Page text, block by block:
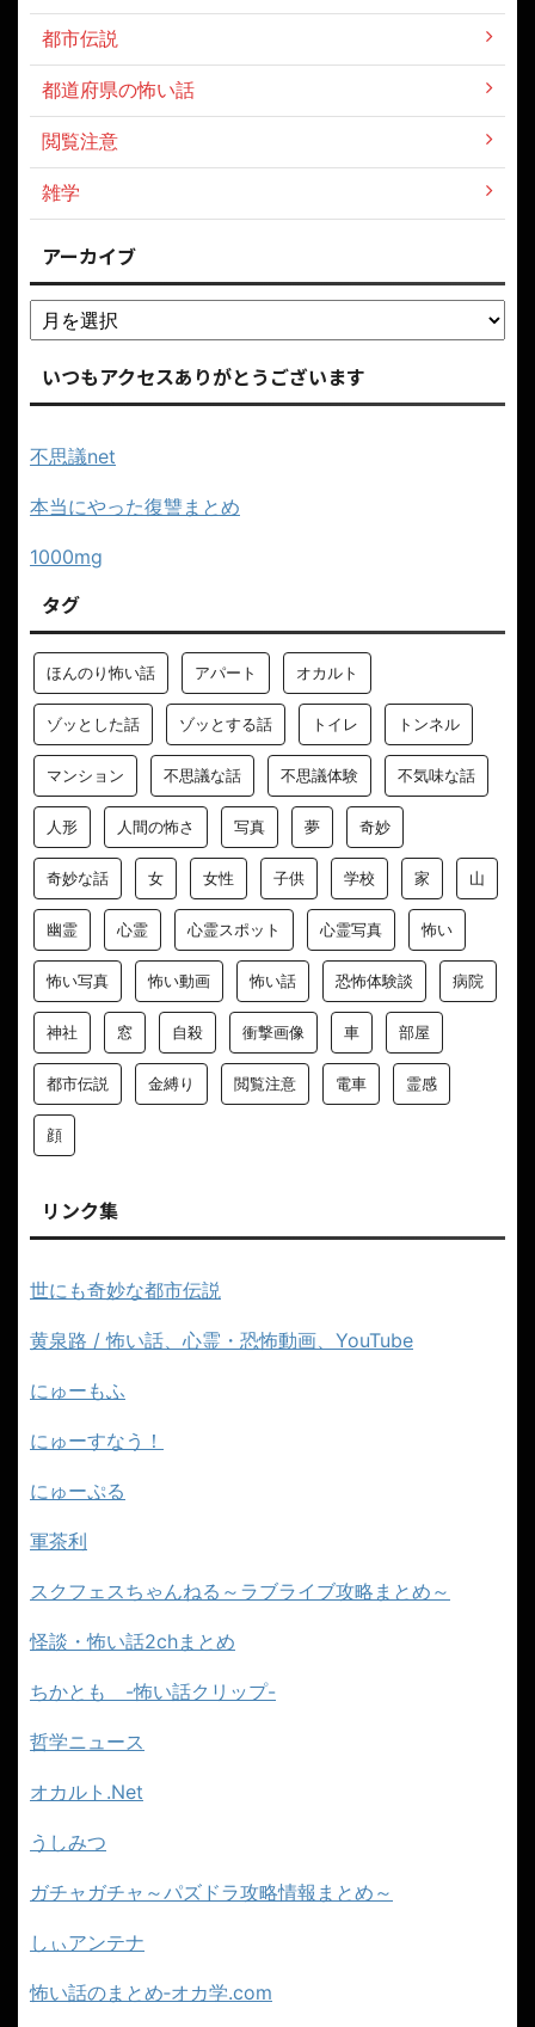
都市伝説
都道府県の怖い話
閲覧注意
雑学
アーカイブ
いつもアクセスありがとうございます
不思議net
本当にやった復讐まとめ
1000mg
タグ
ほんのり怖い話 アパート オカルト
ゾッとした話 ゾッとする話 トイレ トンネル
マンション 不思議な話 不思議体験 不気味な話
人形 人間の怖さ 写真 夢 奇妙
奇妙な話 女 女性 子供 学校 家 山
幽霊 心霊 心霊スポット 心霊写真 怖い
怖い写真 怖い動画 怖い話 恐怖体験談 病院
神社 窓 自殺 衝撃画像 車 部屋
都市伝説 金縛り 閲覧注意 電車 霊感
顔
リンク集
世にも奇妙な都市伝説
黄泉路 / 怖い話、心霊・恐怖動画、YouTube
にゅーもふ
にゅーすなう！
にゅーぷる
軍茶利
スクフェスちゃんねる～ラブライブ攻略まとめ～
怪談・怖い話2chまとめ
ちかとも -怖い話クリップ-
哲学ニュース
オカルト.Net
うしみつ
ガチャガチャ～パズドラ攻略情報まとめ～
しぃアンテナ
怖い話のまとめ‐オカ学.com